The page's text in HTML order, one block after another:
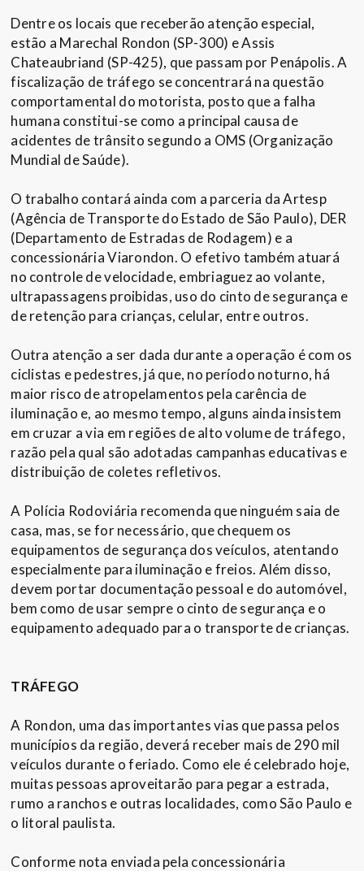
Dentre os locais que receberão atenção especial,
estão a Marechal Rondon (SP-300) e Assis
Chateaubriand (SP-425), que passam por Penápolis. A
fiscalização de tráfego se concentrará na questão
comportamental do motorista, posto que a falha
humana constitui-se como a principal causa de
acidentes de trânsito segundo a OMS (Organização
Mundial de Saúde).
O trabalho contará ainda com a parceria da Artesp
(Agência de Transporte do Estado de São Paulo), DER
(Departamento de Estradas de Rodagem) e a
concessionária Viarondon. O efetivo também atuará
no controle de velocidade, embriaguez ao volante,
ultrapassagens proibidas, uso do cinto de segurança e
de retenção para crianças, celular, entre outros.
Outra atenção a ser dada durante a operação é com os
ciclistas e pedestres, já que, no período noturno, há
maior risco de atropelamentos pela carência de
iluminação e, ao mesmo tempo, alguns ainda insistem
em cruzar a via em regiões de alto volume de tráfego,
razão pela qual são adotadas campanhas educativas e
distribuição de coletes refletivos.
A Polícia Rodoviária recomenda que ninguém saia de
casa, mas, se for necessário, que chequem os
equipamentos de segurança dos veículos, atentando
especialmente para iluminação e freios. Além disso,
devem portar documentação pessoal e do automóvel,
bem como de usar sempre o cinto de segurança e o
equipamento adequado para o transporte de crianças.
TRÁFEGO
A Rondon, uma das importantes vias que passa pelos
municípios da região, deverá receber mais de 290 mil
veículos durante o feriado. Como ele é celebrado hoje,
muitas pessoas aproveitarão para pegar a estrada,
rumo a ranchos e outras localidades, como São Paulo e
o litoral paulista.
Conforme nota enviada pela concessionária